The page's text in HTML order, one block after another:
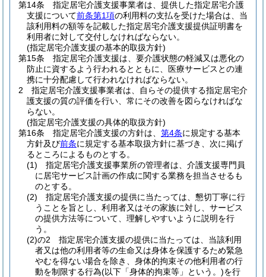
第14条
指定居宅介護支援事業者は、提供した指定居宅介護
支援について前条第1項の利用料の支払を受けた場合は、当
該利用料の額等を記載した指定居宅介護支援提供証明書を
利用者に対して交付しなければならない。
(指定居宅介護支援の基本的取扱方針)
第15条
指定居宅介護支援は、要介護状態の軽減又は悪化の
防止に資するよう行われるとともに、医療サービスとの連
携に十分配慮して行われなければならない。
2
指定居宅介護支援事業者は、自らその提供する指定居宅介
護支援の質の評価を行い、常にその改善を図らなければな
らない。
(指定居宅介護支援の具体的取扱方針)
第16条
指定居宅介護支援の方針は、 第4条に規定する基本
方針及び前条に規定する基本取扱方針に基づき、次に掲げ
るところによるものとする。
(1)
指定居宅介護支援事業所の管理者は、介護支援専門員
に居宅サービス計画の作成に関する業務を担当させるも
のとする。
(2)
指定居宅介護支援の提供に当たっては、懇切丁寧に行
うことを旨とし、利用者又はその家族に対し、サービス
の提供方法等について、理解しやすいように説明を行
う。
(2)の2
指定居宅介護支援の提供に当たっては、当該利用
者又は他の利用者等の生命又は身体を保護するため緊急
やむを得ない場合を除き、身体的拘束その他利用者の行
動を制限する行為(以下「身体的拘束等」という。)を行